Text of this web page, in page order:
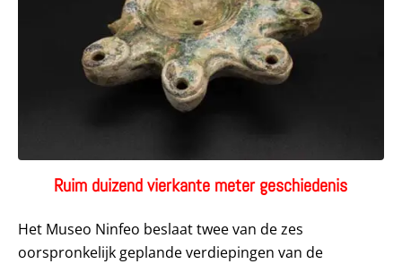
Ruim duizend vierkante meter geschiedenis
Het Museo Ninfeo beslaat twee van de zes
oorspronkelijk geplande verdiepingen van de